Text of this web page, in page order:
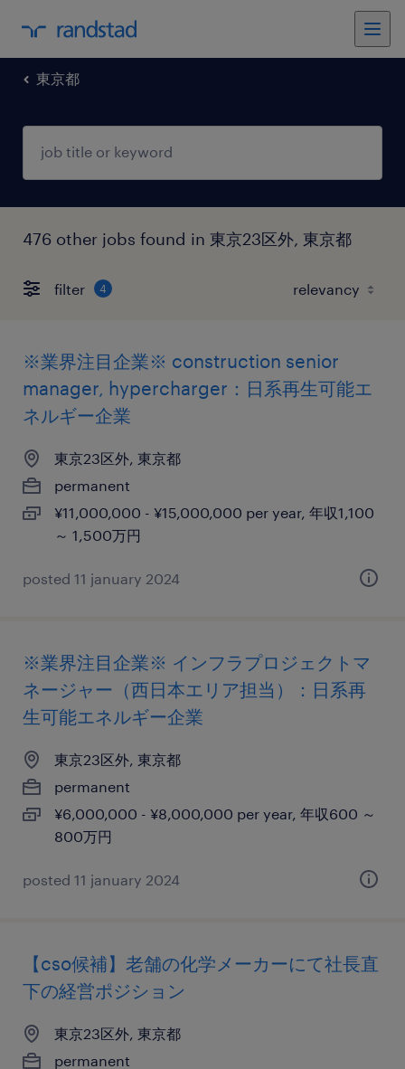
東京都
476 other jobs found in 東京23区外, 東京都
filter 4
※業界注目企業※ construction senior
manager, hypercharger：日系再生可能エ
ネルギー企業
東京23区外, 東京都
permanent
¥11,000,000 - ¥15,000,000 per year, 年収1,100
～ 1,500万円
posted 11 january 2024
※業界注目企業※ インフラプロジェクトマ
ネージャー（西日本エリア担当）：日系再
生可能エネルギー企業
東京23区外, 東京都
permanent
¥6,000,000 - ¥8,000,000 per year, 年収600 ～
800万円
posted 11 january 2024
【cso候補】老舗の化学メーカーにて社長直
下の経営ポジション
東京23区外, 東京都
permanent